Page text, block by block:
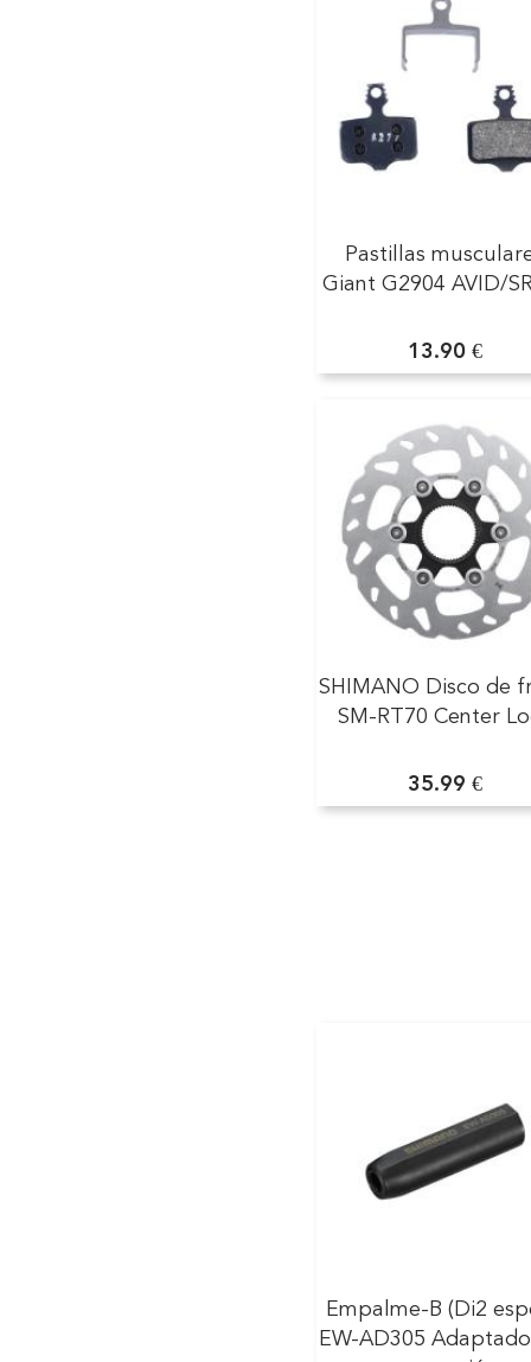
Pastillas
Giant G­2904 AVID/
13.90 €
SHIMANO Disco de
SM-RT70 Center
35.99 €
Empalme-B (Di2
EW-AD305